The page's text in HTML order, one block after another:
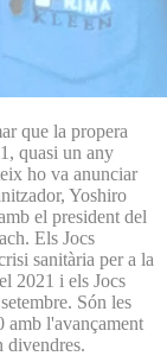
que la propera
quasi un any
ho va anunciar
Yoshiro
el president del
Els Jocs
sanitària per a la
2021 i els Jocs
Són les
amb l'avançament
divendres.